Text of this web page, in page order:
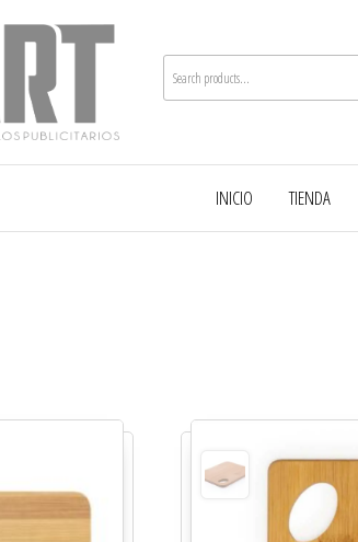
INICIO TIENDA